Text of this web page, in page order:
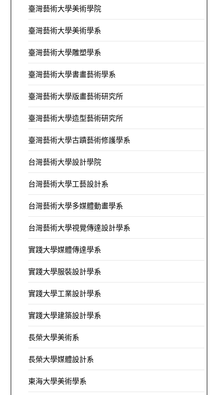
臺灣藝術大學美術學院
臺灣藝術大學美術學系
臺灣藝術大學雕塑學系
臺灣藝術大學書畫藝術學系
臺灣藝術大學版畫藝術研究所
臺灣藝術大學造型藝術研究所
臺灣藝術大學古蹟藝術修護學系
台灣藝術大學設計學院
台灣藝術大學工藝設計系
台灣藝術大學多媒體動畫學系
台灣藝術大學視覺傳達設計學系
實踐大學媒體傳達學系
實踐大學服裝設計學系
實踐大學工業設計學系
實踐大學建築設計學系
長榮大學美術系
長榮大學媒體設計系
東海大學美術學系